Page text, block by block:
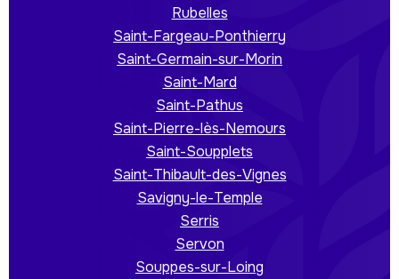
Rubelles
Saint-Fargeau-Ponthierry
Saint-Germain-sur-Morin
Saint-Mard
Saint-Pathus
Saint-Pierre-lès-Nemours
Saint-Soupplets
Saint-Thibault-des-Vignes
Savigny-le-Temple
Serris
Servon
Souppes-sur-Loing